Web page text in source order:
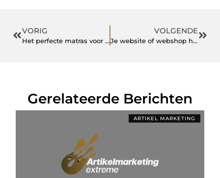
VORIG
Het perfecte matras voor een welverdiende nachtrust
VOLGENDE
Je website of webshop hoger in Google
Gerelateerde Berichten
ARTIKEL MARKETING